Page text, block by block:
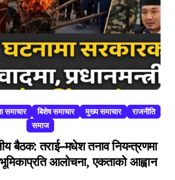
समाचार बिशेष समाचार मुख्य समाचार
राजनीति
समाज
बैठक: तराई–मधेश तनाव नियन्त्रणमा
आलोचना, एकताको आह्वान